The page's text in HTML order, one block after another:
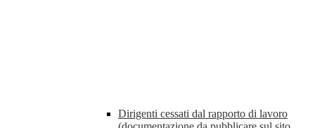
Dirigenti cessati dal rapporto di lavoro